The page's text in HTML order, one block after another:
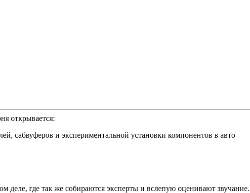
открывается:
сабвуферов и экспериментальной установки компонентов в авто
где так же собираются эксперты и вслепую оценивают звучание.